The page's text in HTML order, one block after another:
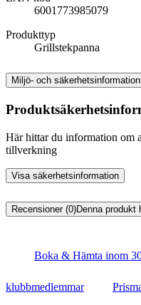
6001773985079
Produkttyp
Grillstekpanna
Miljö- och säkerhetsinformation
Här hittar du information om
tillverkning
Visa säkerhetsinformation
Recensioner (0)Denna produkt
Boka & Hämta inom
klubbmedlemmar